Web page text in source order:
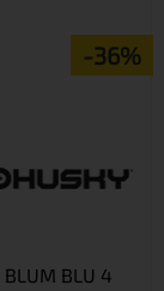
-36%
BLU 4